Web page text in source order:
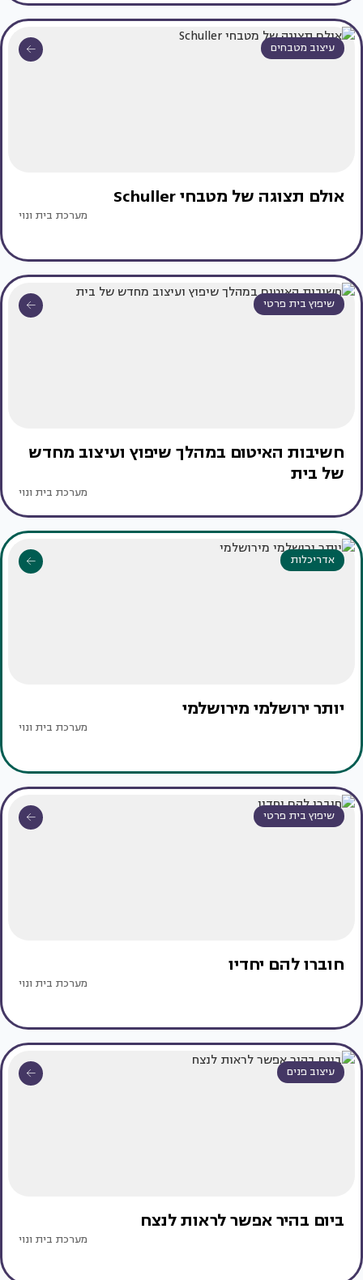
עיצוב מטבחים
אולם תצוגה של מטבחי Schuller
מערכת בית ונוי
שיפוץ בית פרטי
חשיבות האיטום במהלך שיפוץ ועיצוב מחדש
של בית
מערכת בית ונוי
אדריכלות
יותר ירושלמי מירושלמי
מערכת בית ונוי
שיפוץ בית פרטי
חוברו להם יחדיו
מערכת בית ונוי
עיצוב פנים
ביום בהיר אפשר לראות לנצח
מערכת בית ונוי